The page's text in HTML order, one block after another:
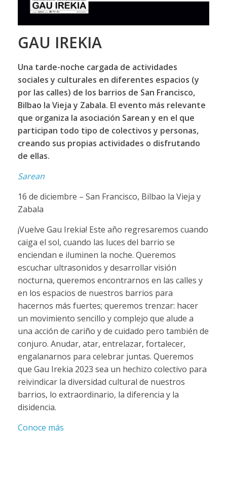
GAU IREKIA
Una tarde-noche cargada de actividades
sociales y culturales en diferentes espacios (y
por las calles) de los barrios de San Francisco,
Bilbao la Vieja y Zabala. El evento más relevante
que organiza la asociación Sarean​ y en el que
participan todo tipo de colectivos y personas,
creando sus propias actividades o disfrutando
de ellas.
Sarean
16 de diciembre – San Francisco, Bilbao la Vieja y
Zabala
¡Vuelve Gau Irekia! Este año regresaremos cuando
caiga el sol, cuando las luces del barrio se
enciendan e iluminen la noche. Queremos
escuchar ultrasonidos y desarrollar visión
nocturna, queremos encontrarnos en las calles y
en los espacios de nuestros barrios para
hacernos más fuertes; queremos trenzar: hacer
un movimiento sencillo y complejo que alude a
una acción de cariño y de cuidado pero también de
conjuro. Anudar, atar, entrelazar, fortalecer,
engalanarnos para celebrar juntas. Queremos
que Gau Irekia 2023 sea un hechizo colectivo para
reivindicar la diversidad cultural de nuestros
barrios, lo extraordinario, la diferencia y la
disidencia.
Conoce más